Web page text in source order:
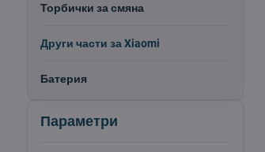
Параметри
Торбички за смяна
Други части за Xiaomi
Батерия